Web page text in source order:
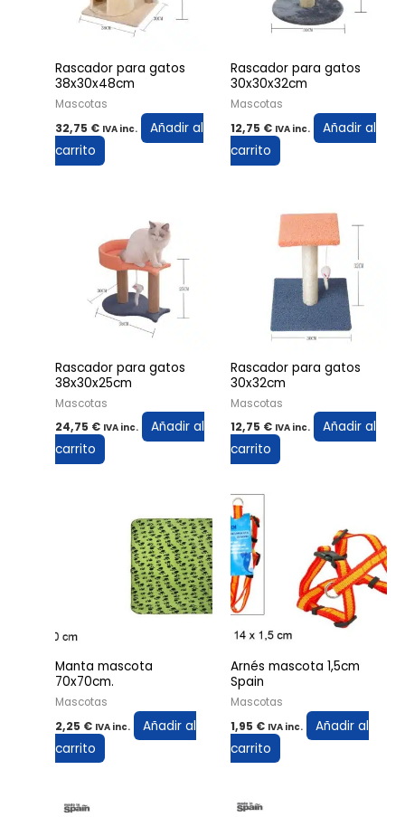
Rascador para gatos
38x30x48cm
Mascotas
32,75 € IVA inc.
Añadir al
carrito
Rascador para gatos
30x30x32cm
Mascotas
12,75 € IVA inc.
Añadir al
carrito
Rascador para gatos
38x30x25cm
Mascotas
24,75 € IVA inc.
Añadir al
carrito
Rascador para gatos
30x32cm
Mascotas
12,75 € IVA inc.
Añadir al
carrito
Manta mascota
70x70cm.
Mascotas
2,25 € IVA inc.
Añadir al
carrito
Arnés mascota 1,5cm
Spain
Mascotas
1,95 € IVA inc.
Añadir al
carrito